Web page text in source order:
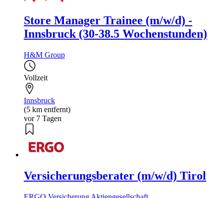
Store Manager Trainee (m/w/d) -
Innsbruck (30-38.5 Wochenstunden)
H&M Group
Vollzeit
Innsbruck
(5 km entfernt)
vor 7 Tagen
Versicherungsberater (m/w/d) Tirol